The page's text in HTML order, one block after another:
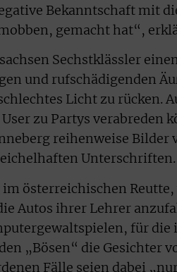
Bekanntschaft mit
gemacht hat“,
Sechstklässler
und rufschädigenden
Licht zu rücken.
zu Partys verabreden
reihenweise Bilder
Unterschriften.
österreichischen
Autos ihrer Lehrer
für
„Bösen“ die Gesichter
Fälle seien dabei